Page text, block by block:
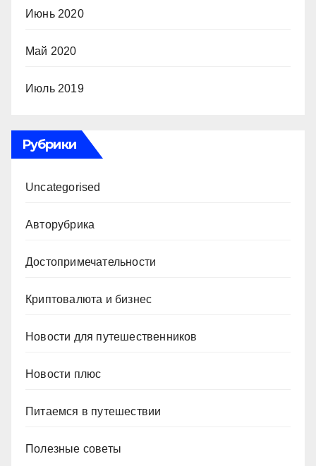
Июнь 2020
Май 2020
Июль 2019
Рубрики
Uncategorised
Авторубрика
Достопримечательности
Криптовалюта и бизнес
Новости для путешественников
Новости плюс
Питаемся в путешествии
Полезные советы